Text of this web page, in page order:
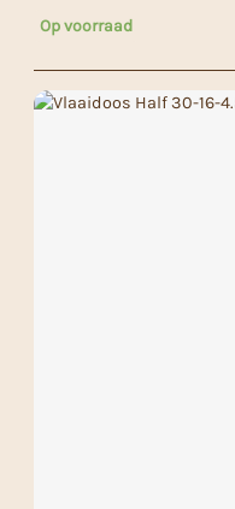
Op voorraad